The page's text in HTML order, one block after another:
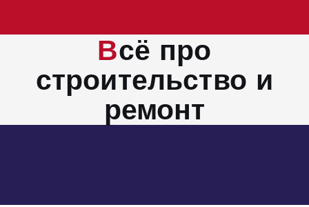
Всё про
строительство и
ремонт